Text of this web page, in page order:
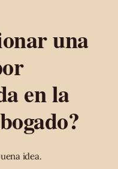
una
en la
idea.